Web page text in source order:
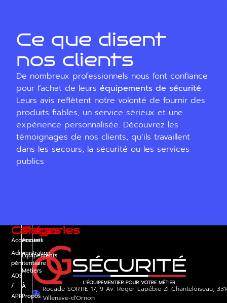
Ce que disent
nos clients
De nombreux professionnels nous font confiance
pour l’achat de leurséquipements de sécurité.
Leurs avis reflètent notre volonté de fournir des
produits fiables, un service sérieux et une
expérience personnalisée. Découvrez les
témoignages de nos clients, qu’ils travaillent
dans les secours, la sécurité ou les services
publics.
Pages
Accueil
Équipements
Métiers
À
Propos
Catégories
Accessoires
Administration
pénitentiaire
ADS
/
APR
Rocade SORTIE 17, 9 Av. Roger Lapébie ZI Chanteloiseau,
Villenave-d'Ornon